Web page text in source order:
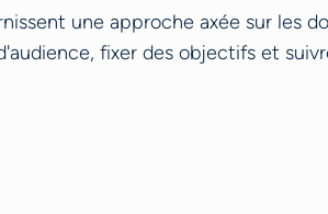
une approche axée sur les
fixer des objectifs et